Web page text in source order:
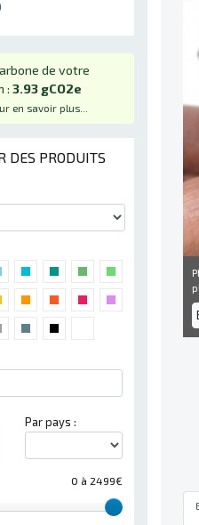
de votre
: 3.93 gCO2e
en savoir plus...
DES PRODUITS
Par pays :
0 à 2499€